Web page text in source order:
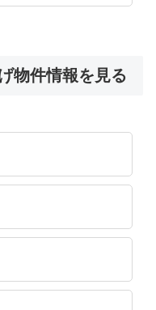
物件情報を見る